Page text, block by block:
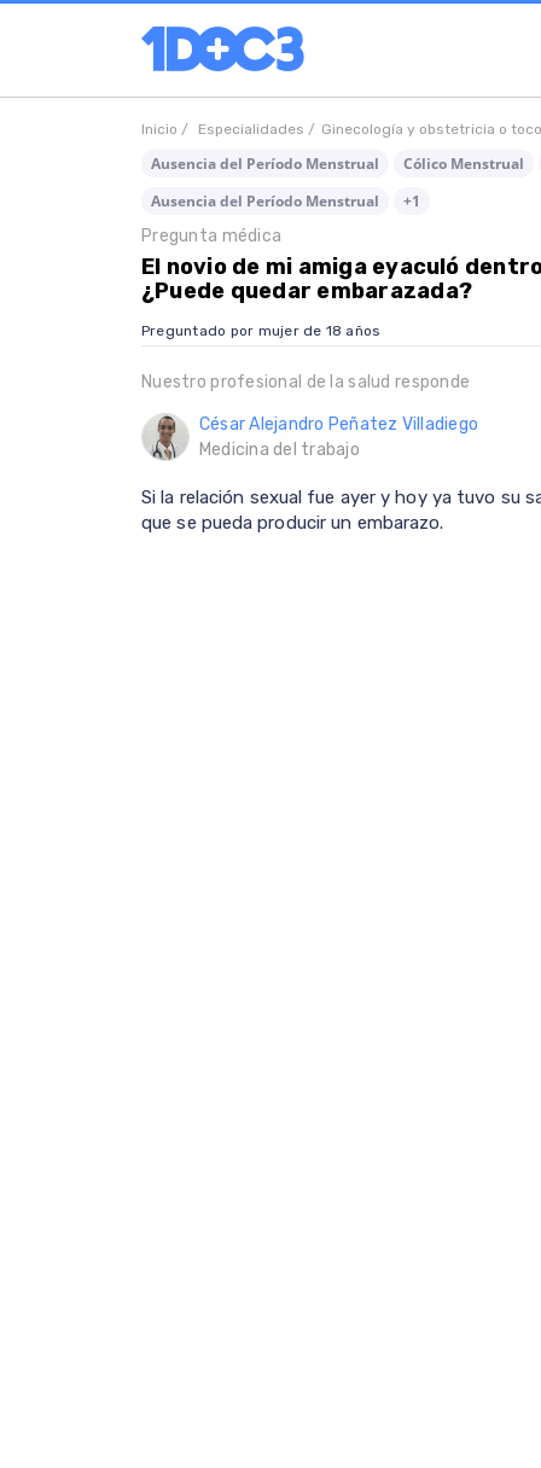
Inicio / Especialidades / Ginecología y obstetricia o
Ausencia del Período Menstrual Cólico Menstrual
Ausencia del Período Menstrual
+1
Pregunta médica
El novio de mi amiga eyaculó
¿Puede quedar embarazada?
Preguntado por mujer de 18 años
Nuestro profesional de la salud responde
César Alejandro Peñatez Villadiego
Medicina del trabajo
Si la relación sexual fue ayer y hoy ya tuvo su
que se pueda producir un embarazo.